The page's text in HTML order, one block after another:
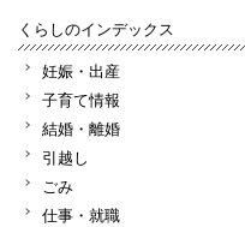
くらしのインデックス
妊娠・出産
子育て情報
結婚・離婚
引越し
ごみ
仕事・就職